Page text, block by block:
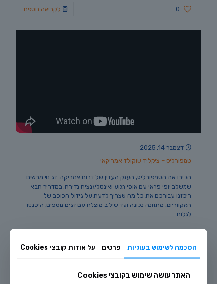
0 לקריאה נוספת
דצמבר 14, 2025
טמפורליס – ציקליד שוקולד אמריקאי
הכירו את הטמפורליס, הענק העדין של דרום אמריקה. דג נוי מרשים
שמשלב יופי פראי עם אופי רגוע ואינטליגנציה נדירה. במדריך הבא
ריכזנו עבורכם את כל מה שצריך לדעת על גידול הכוכב של
האקווריום, מתזונה נכונה ועד שילוב מוצלח עם דגים נוספים. היכנסו
לגלות.
הסכמה לשימוש בעוגיות פרטים על אודות קובצי Cookies
האתר עושה שימוש בקובצי Cookies